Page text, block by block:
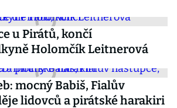
u Pirátů, končí
Holomčík Leitnerová
mocný Babiš, Fialův
lidovců a pirátské harakiri